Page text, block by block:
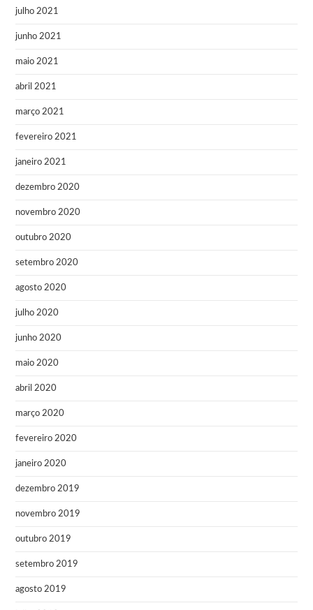
julho 2021
junho 2021
maio 2021
abril 2021
março 2021
fevereiro 2021
janeiro 2021
dezembro 2020
novembro 2020
outubro 2020
setembro 2020
agosto 2020
julho 2020
junho 2020
maio 2020
abril 2020
março 2020
fevereiro 2020
janeiro 2020
dezembro 2019
novembro 2019
outubro 2019
setembro 2019
agosto 2019